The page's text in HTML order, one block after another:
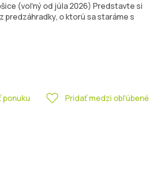
(voľný od júla 2026) Predstavte si
predzáhradky, o ktorú sa staráme s
Pridať medzi obľúbené